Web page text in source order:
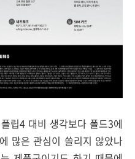
립4 대비 생각보다 폴드3에
많은 관심이 쏠리지 않았나